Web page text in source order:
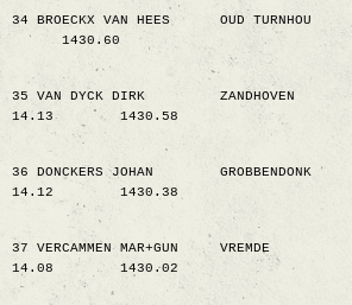
34 BROECKX VAN HEES OUD TURNHOU
1430.60
35 VAN DYCK DIRK ZANDHOVEN
14.13
1430.58
36 DONCKERS JOHAN GROBBENDONK
14.12
1430.38
37 VERCAMMEN MAR+GUN VREMDE
14.08
1430.02